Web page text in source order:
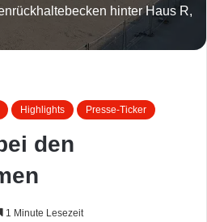
hinter Haus R,
Highlights Presse-Ticker
den
1 Minute Lesezeit